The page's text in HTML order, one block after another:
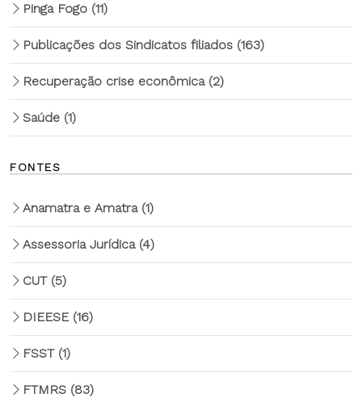
Pinga Fogo (11)
Publicações dos Sindicatos filiados (163)
Recuperação crise econômica (2)
Saúde (1)
FONTES
Anamatra e Amatra (1)
Assessoria Jurídica (4)
CUT (5)
DIEESE (16)
FSST (1)
FTMRS (83)